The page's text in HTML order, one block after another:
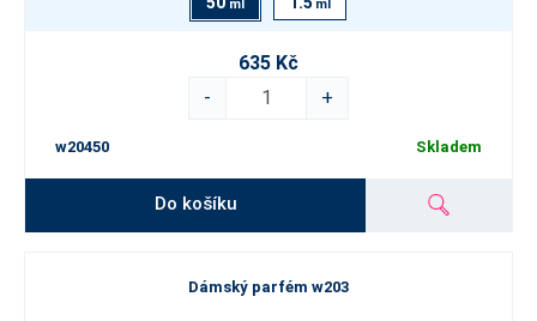
ml ml
635 Kč
-
+
w20450 Skladem
Do košíku
Dámský parfém w203